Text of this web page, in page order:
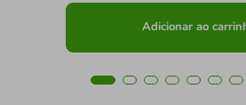
Adicionar ao